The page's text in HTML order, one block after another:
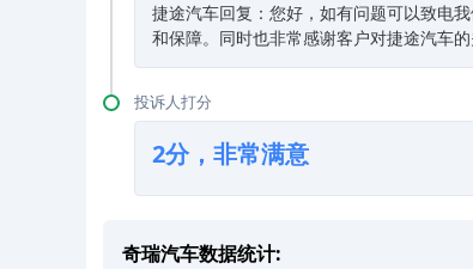
捷途汽车回复：您好，如有问题可以致电
和保障。同时也非常感谢客户对捷途汽车
投诉人打分
2分，非常满意
奇瑞汽车数据统计: